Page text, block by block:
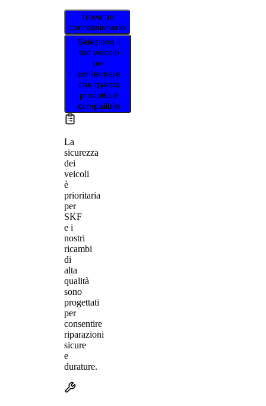
Trova un
concessionario
Seleziona il
tuo veicolo
per
confermare
che questo
prodotto è
compatibile
La
sicurezza
dei
veicoli
è
prioritaria
per
SKF
e i
nostri
ricambi
di
alta
qualità
sono
progettati
per
consentire
riparazioni
sicure
e
durature.